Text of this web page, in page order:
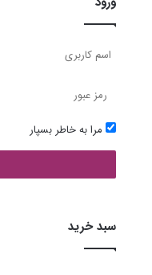
مرا به خاطر بسپار
سبد خرید